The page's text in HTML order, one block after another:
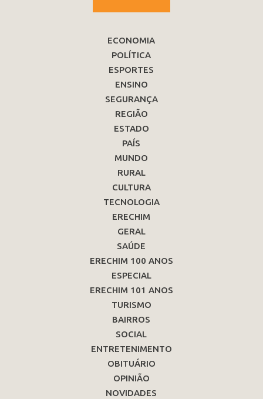
ECONOMIA
POLÍTICA
ESPORTES
ENSINO
SEGURANÇA
REGIÃO
ESTADO
PAÍS
MUNDO
RURAL
CULTURA
TECNOLOGIA
ERECHIM
GERAL
SAÚDE
ERECHIM 100 ANOS
ESPECIAL
ERECHIM 101 ANOS
TURISMO
BAIRROS
SOCIAL
ENTRETENIMENTO
OBITUÁRIO
OPINIÃO
NOVIDADES